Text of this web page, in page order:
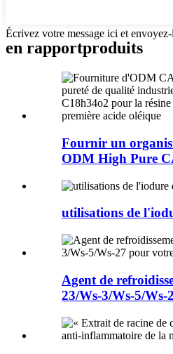
Écrivez votre message ici et
en rapportproduits
Fournir un
ODM High Pure
utilisations de
Agent de
23/Ws-3/Ws-5/Ws-